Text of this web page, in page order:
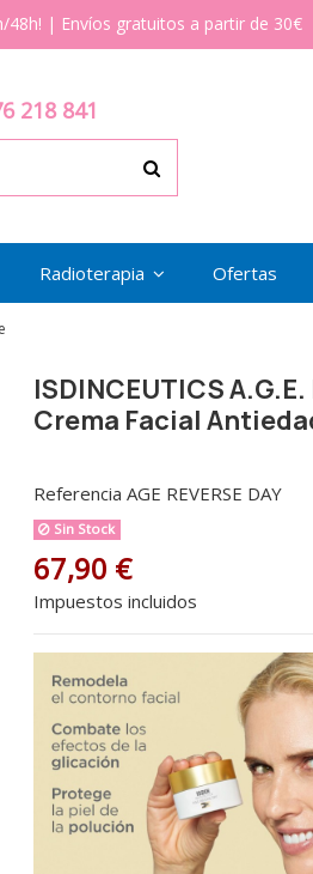
48h! | Envíos gratuitos a partir de 30€
218 841
Radioterapia Ofertas
ISDINCEUTICS A.G.E.
Crema Facial
Referencia AGE REVERSE DAY
Sin Stock
67,90 €
Impuestos incluidos